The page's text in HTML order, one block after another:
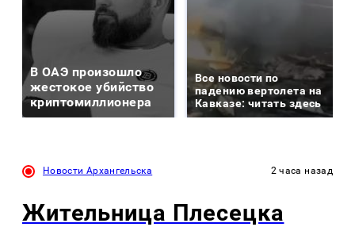
В ОАЭ произошло
жестокое убийство
криптомиллионера
Все новости по
падению вертолета на
Кавказе: читать здесь
Новости Архангельска 2 часа назад
Жительница Плесецка